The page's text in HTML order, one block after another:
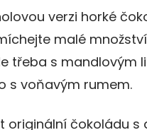
verzi horké
malé
třeba s mandlovým
s voňavým rumem.
originální čokoládu s